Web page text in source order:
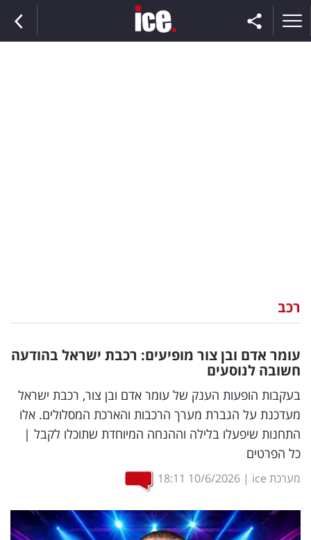
וצרכנות
דיגיטל
וטק
שיווק
ופרסום
משפט
מדדים
ומחקרים
רכב
עומר אדם ובן צור מופיעים: רכבת ישראל בהודעה
חשובה לנוסעים
בעקבות הופעות הענק של עומר אדם ובן צור, רכבת ישראל
מעדכנת על הגברת מערך הרכבות והארכת המסלולים. אלו
התחנות שיפעלו בלילה וההנחה המיוחדת שתוכלו לקבל |
כל הפרטים
מערכת ice |
10/6/2026
18:11